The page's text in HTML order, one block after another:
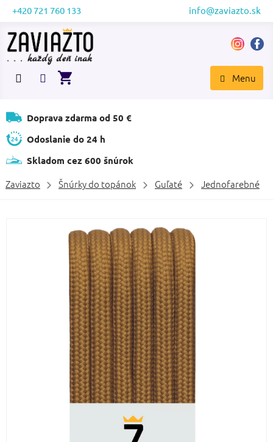
Prejsť
obsah
+420 721 760 133 info@zaviazto.sk
NÁKUPNÝ
Doprava zdarma od 50 €
Odoslanie do 24 h
Skladom cez 600 šnúrok
Zaviazto Šnúrky do topánok Guľaté Jednofarebné